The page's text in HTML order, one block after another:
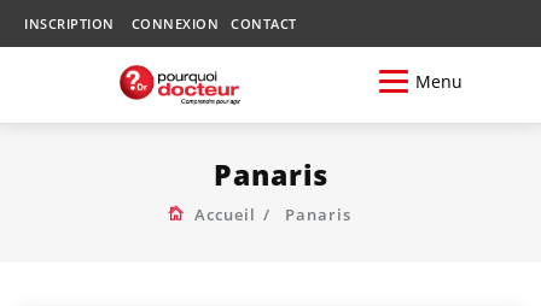
INSCRIPTION CONNEXION CONTACT
Menu
Panaris
Accueil Panaris